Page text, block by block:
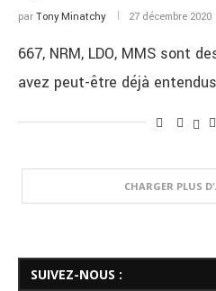
par Tony Minatchy 27 décembre 2020
667, NRM, LDO, MMS sont
avez peut-être déjà
CHARGER PLUS
SUIVEZ-NOUS :